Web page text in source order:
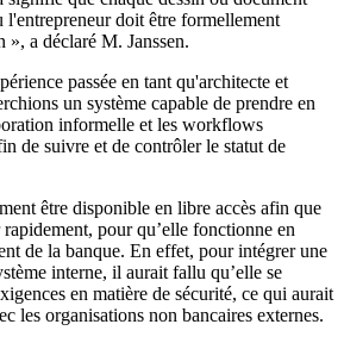
l'entrepreneur doit être formellement
», a déclaré M. Janssen.
passée en tant qu'architecte et
un système capable de prendre en
informelle et les workflows
de suivre et de contrôler le statut de
être disponible en libre accès afin que
rapidement, pour qu’elle fonctionne en
de la banque. En effet, pour intégrer une
interne, il aurait fallu qu’elle se
en matière de sécurité, ce qui aurait
les organisations non bancaires externes.